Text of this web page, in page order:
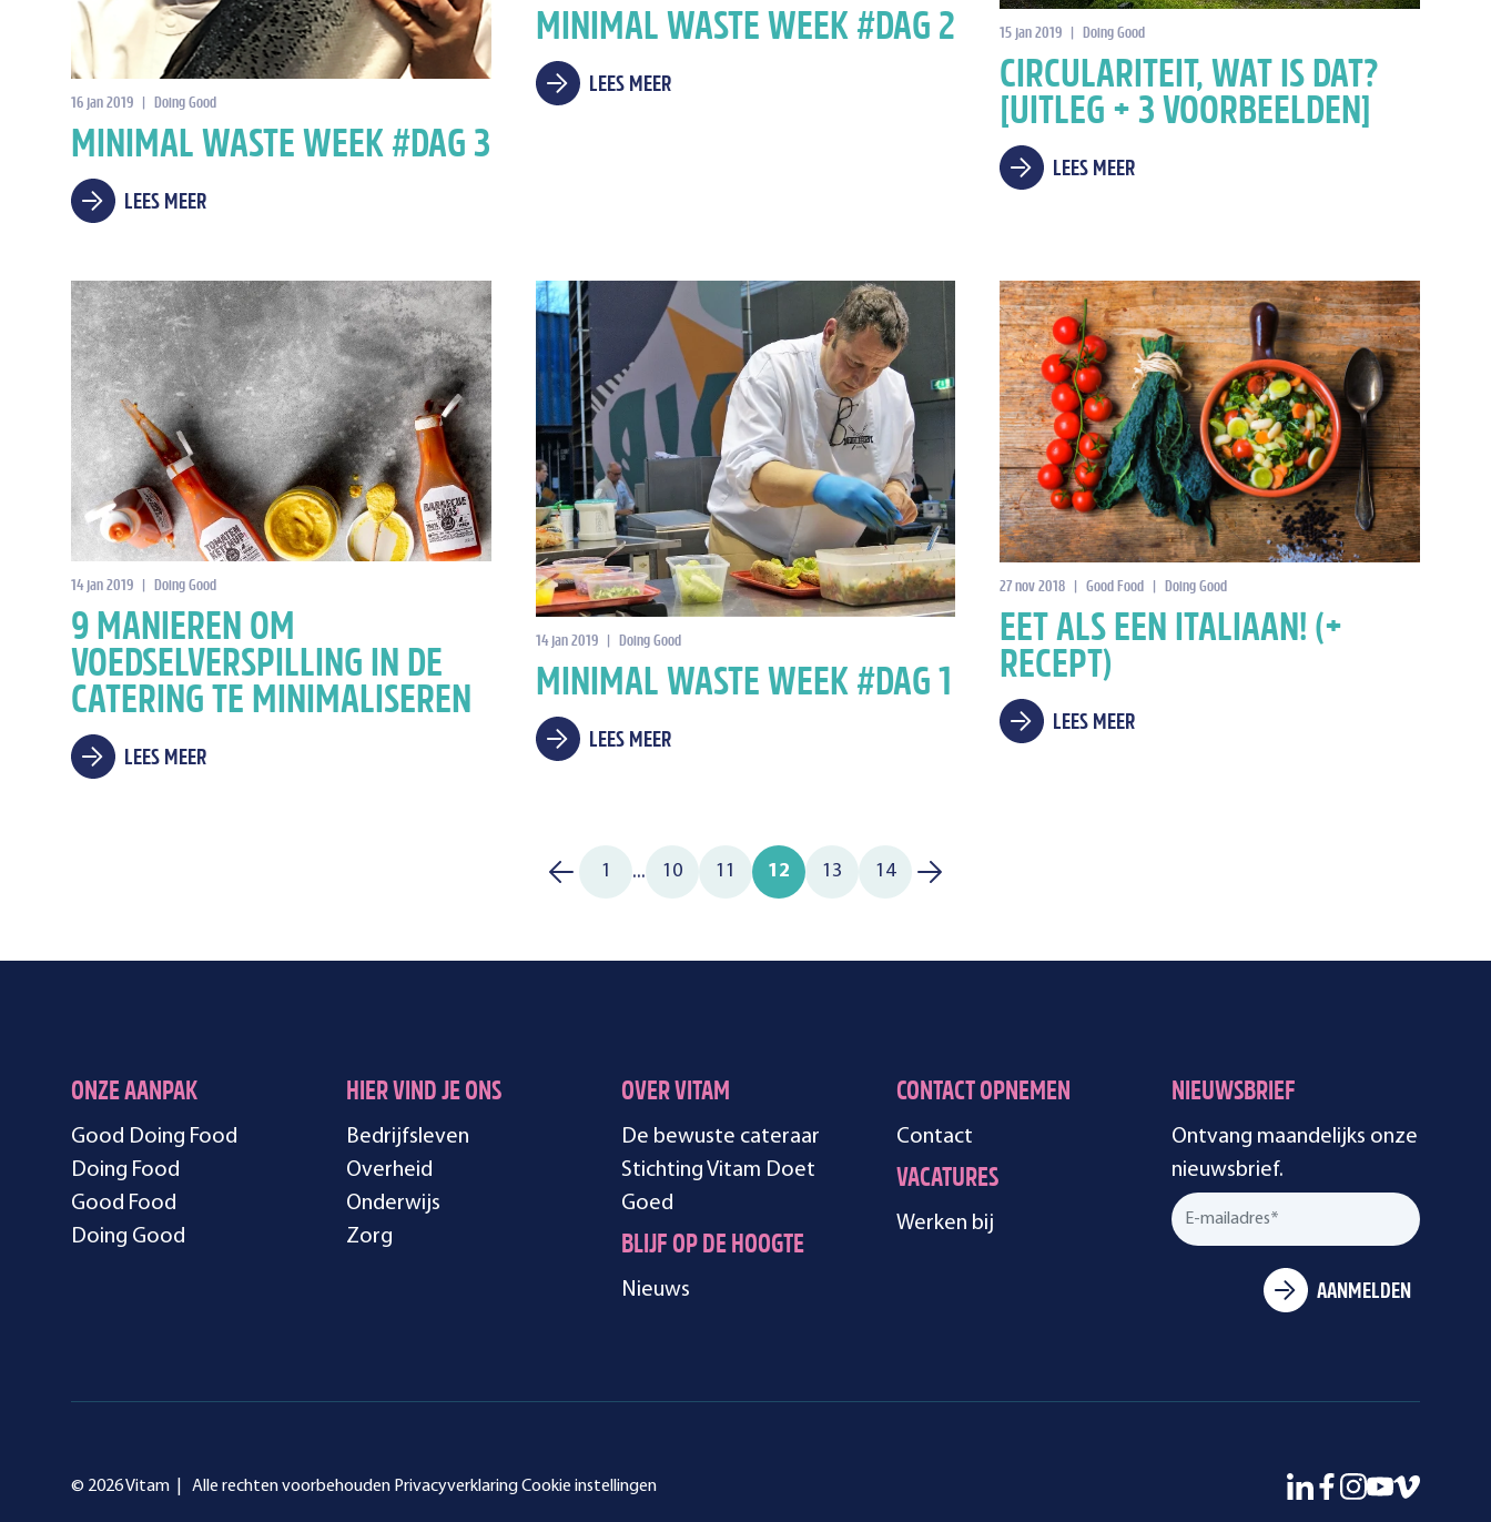
16 jan 2019 | Doing Good
MINIMAL WASTE WEEK #DAG 3
LEES MEER
MINIMAL WASTE WEEK #DAG 2
LEES MEER
15 jan 2019 | Doing Good
CIRCULARITEIT, WAT IS DAT?
[UITLEG + 3 VOORBEELDEN]
LEES MEER
14 jan 2019 | Doing Good
9 MANIEREN OM
VOEDSELVERSPILLING IN DE
CATERING TE MINIMALISEREN
LEES MEER
14 jan 2019 | Doing Good
MINIMAL WASTE WEEK #DAG 1
LEES MEER
27 nov 2018 | Good Food | Doing Good
EET ALS EEN ITALIAAN! (+
RECEPT)
LEES MEER
1 ... 10 11 12 13 14
ONZE AANPAK
Good Doing Food
Doing Food
Good Food
Doing Good
HIER VIND JE ONS
Bedrijfsleven
Overheid
Onderwijs
Zorg
OVER VITAM
De bewuste cateraar
Stichting Vitam Doet
Goed
BLIJF OP DE HOOGTE
Nieuws
CONTACT OPNEMEN
Contact
VACATURES
Werken bij
NIEUWSBRIEF
Ontvang maandelijks onze
nieuwsbrief.
© 2026 Vitam | Alle rechten voorbehouden PrivacyverklaringCookie instellingen